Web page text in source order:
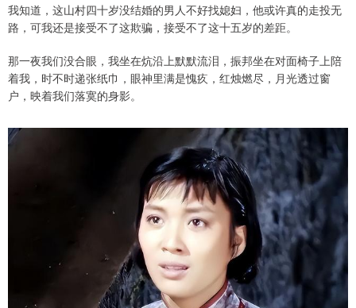
我知道，这山村四十岁没结婚的男人不好找媳妇，他或许真的走投无
路，可我还是接受不了这欺骗，接受不了这十五岁的差距。
那一夜我们没合眼，我坐在炕沿上默默流泪，振邦坐在对面椅子上陪
着我，时不时递张纸巾，眼神里满是愧疚，红烛燃尽，月光透过窗
户，映着我们落寞的身影。